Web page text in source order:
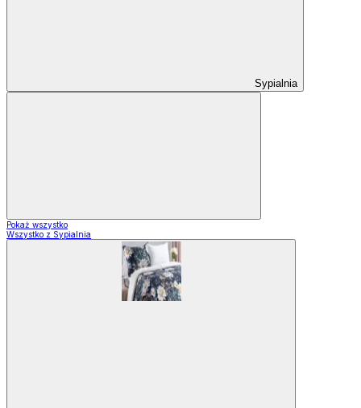
Sypialnia
Pokaż wszystko
Wszystko z Sypialnia